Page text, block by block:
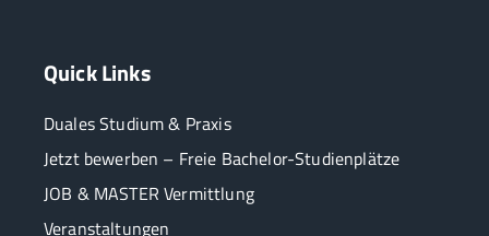
Quick Links
Duales Studium & Praxis
Jetzt bewerben – Freie Bachelor-Studienplätze
JOB & MASTER Vermittlung
Veranstaltungen